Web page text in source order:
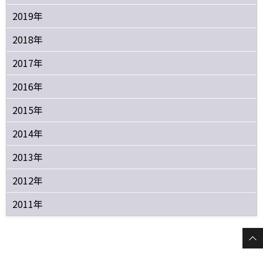
2019年
2018年
2017年
2016年
2015年
2014年
2013年
2012年
2011年